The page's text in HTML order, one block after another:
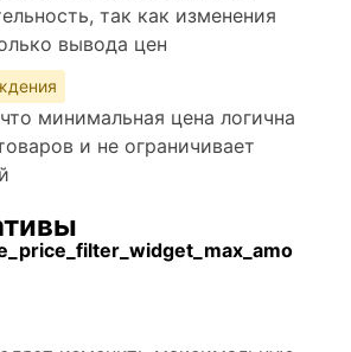
так как изменения
вывода цен
минимальная цена логична
и не ограничивает